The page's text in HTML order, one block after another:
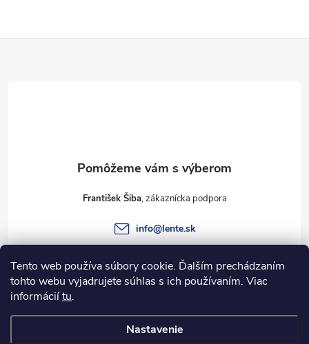
Tento web používa súbory cookie. Ďalším prechádzaním
tohto webu vyjadrujete súhlas s ich používaním. Viac
informáciítu.
Nastavenie
e
František Šiba
info@lente.sk
Informácie pre vás